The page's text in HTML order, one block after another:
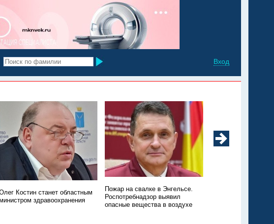
Вход
Костин станет областным
здравоохранения
Пожар на свалке в Энгельсе.
Роспотребнадзор выявил
опасные вещества в воздухе